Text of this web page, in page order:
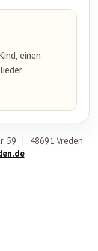
einen
59 |
48691 Vreden